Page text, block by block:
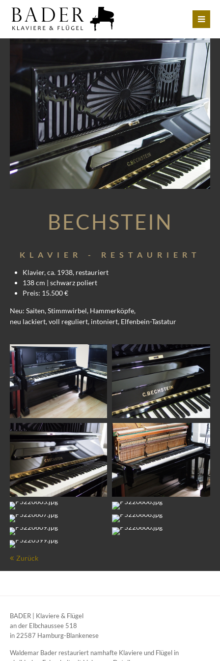
BECHSTEIN
KLAVIER - RESTAURIERT
Klavier, ca. 1938, restauriert
138 cm | schwarz poliert
Preis: 15.500 €
Neu: Saiten, Stimmwirbel, Hammerköpfe,
neu lackiert, voll reguliert, intoniert, Elfenbein-Tastatur
Zurück
BADER | Klaviere & Flügel
an der Elbchaussee 518
in 22587 Hamburg-Blankenese
Waldemar Bader restauriert namhafte Klaviere und Flügel in